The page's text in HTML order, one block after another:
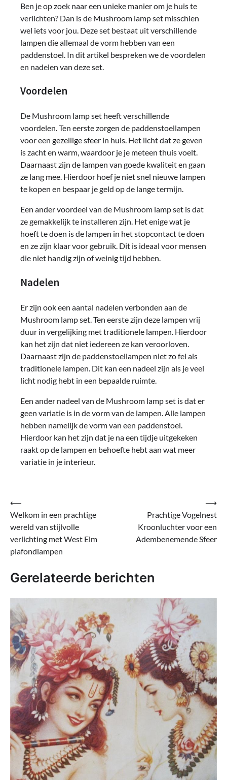
Ben je op zoek naar een unieke manier om je huis te
verlichten? Dan is de Mushroom lamp set misschien
wel iets voor jou. Deze set bestaat uit verschillende
lampen die allemaal de vorm hebben van een
paddenstoel. In dit artikel bespreken we de voordelen
en nadelen van deze set.
Voordelen
De Mushroom lamp set heeft verschillende
voordelen. Ten eerste zorgen de paddenstoellampen
voor een gezellige sfeer in huis. Het licht dat ze geven
is zacht en warm, waardoor je je meteen thuis voelt.
Daarnaast zijn de lampen van goede kwaliteit en gaan
ze lang mee. Hierdoor hoef je niet snel nieuwe lampen
te kopen en bespaar je geld op de lange termijn.
Een ander voordeel van de Mushroom lamp set is dat
ze gemakkelijk te installeren zijn. Het enige wat je
hoeft te doen is de lampen in het stopcontact te doen
en ze zijn klaar voor gebruik. Dit is ideaal voor mensen
die niet handig zijn of weinig tijd hebben.
Nadelen
Er zijn ook een aantal nadelen verbonden aan de
Mushroom lamp set. Ten eerste zijn deze lampen vrij
duur in vergelijking met traditionele lampen. Hierdoor
kan het zijn dat niet iedereen ze kan veroorloven.
Daarnaast zijn de paddenstoellampen niet zo fel als
traditionele lampen. Dit kan een nadeel zijn als je veel
licht nodig hebt in een bepaalde ruimte.
Een ander nadeel van de Mushroom lamp set is dat er
geen variatie is in de vorm van de lampen. Alle lampen
hebben namelijk de vorm van een paddenstoel.
Hierdoor kan het zijn dat je na een tijdje uitgekeken
raakt op de lampen en behoefte hebt aan wat meer
variatie in je interieur.
Bericht
navigatie
⟵
Welkom in een prachtige
wereld van stijlvolle
verlichting met West Elm
plafondlampen
Prachtige Vogelnest
Kroonluchter voor een
Adembenemende Sfeer
⟶
Gerelateerde berichten